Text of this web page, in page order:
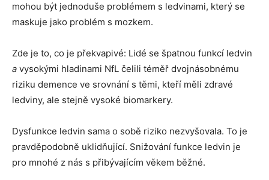
mohou být jednoduše problémem s ledvinami, který se
maskuje jako problém s mozkem.
Zde je to, co je překvapivé: Lidé se špatnou funkcí ledvin
a vysokými hladinami NfL čelili téměř dvojnásobnému
riziku demence ve srovnání s těmi, kteří měli zdravé
ledviny, ale stejně vysoké biomarkery.
Dysfunkce ledvin sama o sobě riziko nezvyšovala. To je
pravděpodobně uklidňující. Snižování funkce ledvin je
pro mnohé z nás s přibývajícím věkem běžné.